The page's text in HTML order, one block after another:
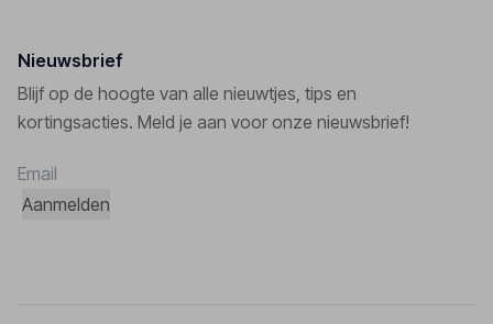
Nieuwsbrief
Blijf op de hoogte van alle nieuwtjes, tips en
kortingsacties. Meld je aan voor onze nieuwsbrief!
Aanmelden